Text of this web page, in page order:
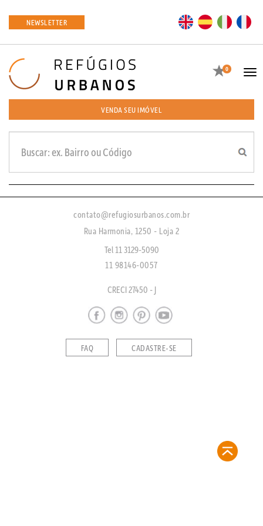
NEWSLETTER EN ES
Favoritos
0
VENDA SEU IMÓVEL
contato@refugiosurbanos.com.br
Rua Harmonia, 1250 - Loja 2
Tel 11 3129-5090
11 98146-0057
CRECI 27450 - J
FAQ CADASTRE-SE